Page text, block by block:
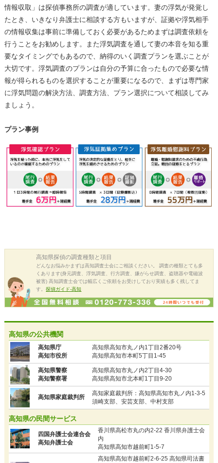
情報収取」は探偵事務所の調査が適しています。妻の浮気が発覚し
たとき、いきなり弁護士に相談する方もいますが、証拠や浮気相手
の情報収集は事前に準備しておく必要があるためまずは調査依頼を
行うことをお勧めします。また浮気調査を通して妻の本音を知る重
要なタイミングでもあるので、納得のいく調査プランを選ぶことが
大切です。浮気調査のプランは自分の予算に合ったもので必要な情
報が得られるものを選択することが重要になるので、まずは専門家
に浮気問題の解決方法、調査方法、プラン選択について相談してみ
ましょう。
プラン事例
高知県探偵の調査種類と項目
どんなお悩みかまずは高知調査士会にご相談ください。 調査の種類とても多
くあります(身元調査、浮気調査、行方調査、嫌がらせ調査、盗聴器や電磁波
被害) 高知調査士会では幅広くご依頼をお受けしており実績も多く残してま
す。探偵ガイド-高知
高知県の公共機関
高知県庁
高知市役所
高知県高知市丸ノ内1丁目2番20号
高知県高知市本町5丁目1-45
高知県警察
高知警察署
高知県高知市丸ノ内2丁目4-30
高知県高知市北本町1丁目9-20
高知県家庭裁判所
高知家庭裁判所：高知県高知市丸ノ内1-3-5
須崎支部、安芸支部、中村支部
高知県の民間サービス
四国弁護士会連合会
高知弁護士会
香川県高松市丸の内2-22 香川県弁護士会
内
高知県高知市越前町1-5-7
高知県高知市越前町2-6-25 高知県司法書